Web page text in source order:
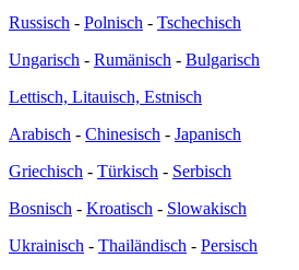
Russisch - Polnisch - Tschechisch
Ungarisch - Rumänisch - Bulgarisch
Lettisch, Litauisch, Estnisch
Arabisch - Chinesisch - Japanisch
Griechisch - Türkisch - Serbisch
Bosnisch - Kroatisch - Slowakisch
Ukrainisch - Thailändisch - Persisch